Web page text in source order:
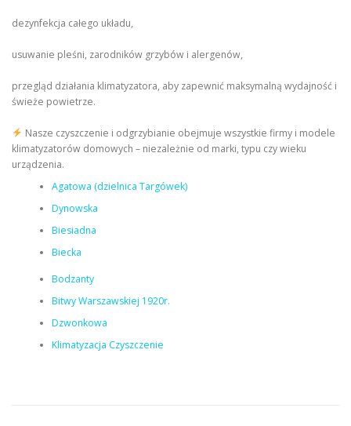
dezynfekcja całego układu,
usuwanie pleśni, zarodników grzybów i alergenów,
przegląd działania klimatyzatora, aby zapewnić maksymalną wydajność i
świeże powietrze.
Nasze czyszczenie i odgrzybianie obejmuje wszystkie firmy i modele
klimatyzatorów domowych – niezależnie od marki, typu czy wieku
urządzenia.
Agatowa (dzielnica Targówek)
Dynowska
Biesiadna
Biecka
Bodzanty
Bitwy Warszawskiej 1920r.
Dzwonkowa
Klimatyzacja Czyszczenie